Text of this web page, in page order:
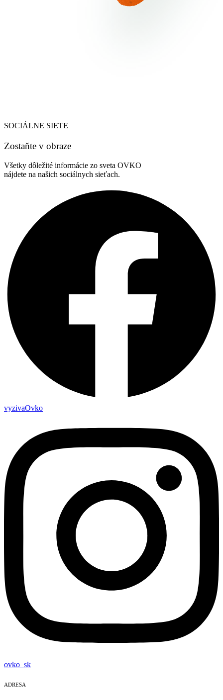
SOCIÁLNE SIETE
Zostaňte v obraze
Všetky dôležité informácie zo sveta OVKO
nájdete na našich sociálnych sieťach.
vyzivaOvko
ovko_sk
ADRESA